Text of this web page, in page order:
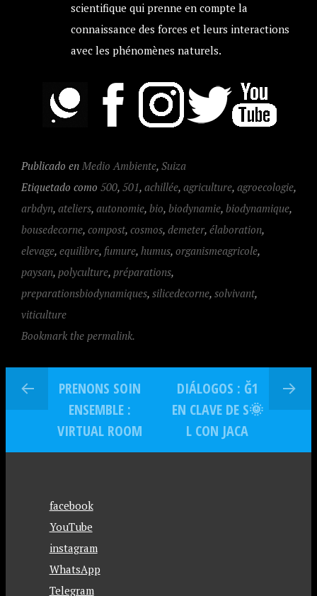
scientifique qui prenne en compte la
connaissance des forces et leurs interactions
avec les phénomènes naturels.
Publicado en Medio Ambiente, Suiza
Etiquetado como 500, 501, achillée, agriculture, agroecologie,
arbdyn, ateliers, autonomie, bio, biodynamie, biodynamique,
bousedecorne, compost, cosmos, demeter, élaboration,
elevage, equilibre, fumure, humus, organismeagricole,
paysan, polyculture, préparations,
preparationsbiodynamiques, silicedecorne, solvivant,
viticulture
Bookmark the permalink.
PRENONS SOIN
ENSEMBLE :
VIRTUAL ROOM
DIÁLOGOS : Ğ1
EN CLAVE DE S🌞
L CON JACA
facebook
YouTube
instagram
WhatsApp
Telegram